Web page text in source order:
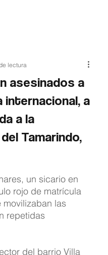
asesinados a
internacional, a
a la
Tamarindo,
lectura
un sicario en
rojo de matrícula
las
repetidas